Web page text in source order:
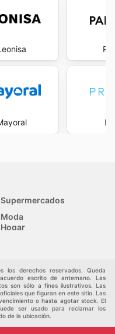
Supermercados
Moda
Hogar
los derechos reservados. Queda
escrito de antemano. Las
son sólo a fines ilustrativos. Las
que figuran en este sitio. Las
o hasta agotar stock. El
ser usado para reclamar los
de la ubicación.